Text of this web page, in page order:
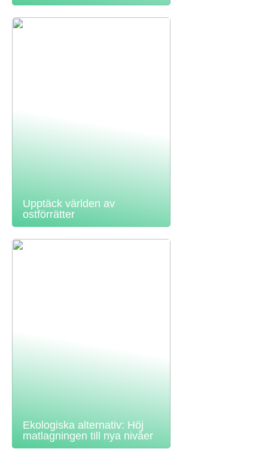
Upptäck världen av
ostförrätter
Ekologiska alternativ: Höj
matlagningen till nya nivåer